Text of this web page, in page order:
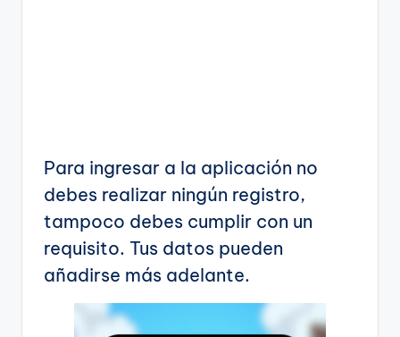
Para ingresar a la aplicación no
debes realizar ningún registro,
tampoco debes cumplir con un
requisito. Tus datos pueden
añadirse más adelante.